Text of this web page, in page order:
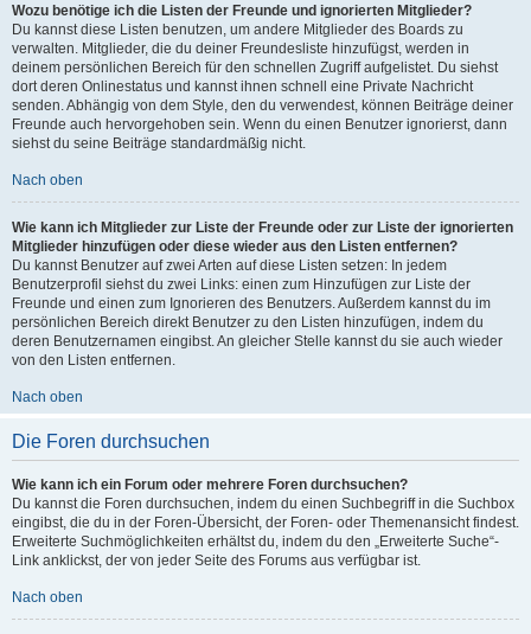
Wozu benötige ich die Listen der Freunde und ignorierten Mitglieder?
Du kannst diese Listen benutzen, um andere Mitglieder des Boards zu
verwalten. Mitglieder, die du deiner Freundesliste hinzufügst, werden in
deinem persönlichen Bereich für den schnellen Zugriff aufgelistet. Du siehst
dort deren Onlinestatus und kannst ihnen schnell eine Private Nachricht
senden. Abhängig von dem Style, den du verwendest, können Beiträge deiner
Freunde auch hervorgehoben sein. Wenn du einen Benutzer ignorierst, dann
siehst du seine Beiträge standardmäßig nicht.
Nach oben
Wie kann ich Mitglieder zur Liste der Freunde oder zur Liste der ignorierten
Mitglieder hinzufügen oder diese wieder aus den Listen entfernen?
Du kannst Benutzer auf zwei Arten auf diese Listen setzen: In jedem
Benutzerprofil siehst du zwei Links: einen zum Hinzufügen zur Liste der
Freunde und einen zum Ignorieren des Benutzers. Außerdem kannst du im
persönlichen Bereich direkt Benutzer zu den Listen hinzufügen, indem du
deren Benutzernamen eingibst. An gleicher Stelle kannst du sie auch wieder
von den Listen entfernen.
Nach oben
Die Foren durchsuchen
Wie kann ich ein Forum oder mehrere Foren durchsuchen?
Du kannst die Foren durchsuchen, indem du einen Suchbegriff in die Suchbox
eingibst, die du in der Foren-Übersicht, der Foren- oder Themenansicht findest.
Erweiterte Suchmöglichkeiten erhältst du, indem du den „Erweiterte Suche“-
Link anklickst, der von jeder Seite des Forums aus verfügbar ist.
Nach oben